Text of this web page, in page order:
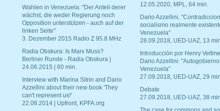
Wahlen in Venezuela: "Der Anteil derer
wächst, die weder Regierung noch
Opposition unterstützen - auch auf der
linken Seite"
3. Dezember 2015 Radio Z 95.8 MHz
Radia Obskura: Is Marx Muss?
Berliner Runde - Radia Obskura |
24.06.2015 | 60 min.
Interview with Marina Sitrin and Dario
Azzellini about their new book 'They
can't represent us!'
22.08.2014 | Upfront, KPFA.org
12.05.2020, MPL, 64 min.
Dario Azzellini,
socialismo realmente
Venezuela"
28.09.2018, UED-UAZ, 13
Introducción por Henry
Dario Azzellini:
Venezuela"
27.09.2018, UED-UAZ, 29
Debate
27.09.2018, UED-UAZ, 38